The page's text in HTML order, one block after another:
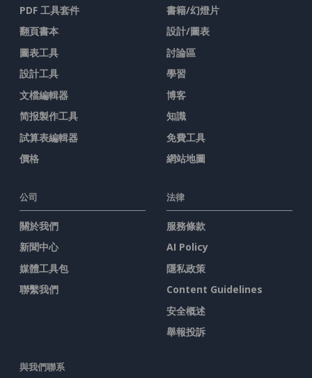
PDF 工具套件
翻頁書本
圖表工具
設計工具
文檔編輯器
简报製作工具
試算表編輯器
價格
書籍/幻燈片
設計/圖表
討論區
學習
博客
知識
免費工具
網站地圖
公司
關於我們
新聞中心
媒體工具包
聯繫我們
法律
服務條款
AI Policy
隱私政策
Content Guidelines
安全概述
舉報投訴
與我們聯系